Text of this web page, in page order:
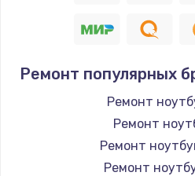
Ремонт популярных
Ремонт
Ремонт
Ремонт
Ремонт